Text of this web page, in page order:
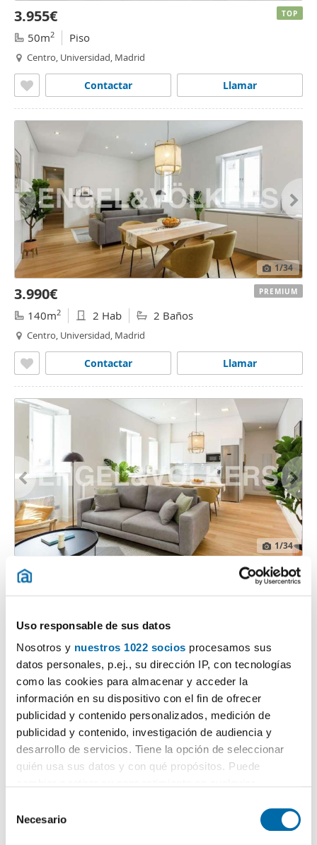
Uso responsable de sus datos
Nosotros y nuestros 1022 socios procesamos sus
datos personales, p.ej., su dirección IP, con tecnologías
como las cookies para almacenar y acceder la
información en su dispositivo con el fin de ofrecer
publicidad y contenido personalizados, medición de
publicidad y contenido, investigación de audiencia y
desarrollo de servicios. Tiene la opción de seleccionar
quién usa sus datos y con qué propósitos. Puede
el Menú de consentimiento.
Necesario
3.955€
50m2 Piso
Centro, Universidad, Madrid
Llamar
Contactar
TOP
1/34
3.990€
140m2 2 Hab 2 Baños
Centro, Universidad, Madrid
Llamar
Contactar
PREMIUM
1/34
3.990€
140m 2 Hab 2 Baños
Contactar
PREMIUM
/40